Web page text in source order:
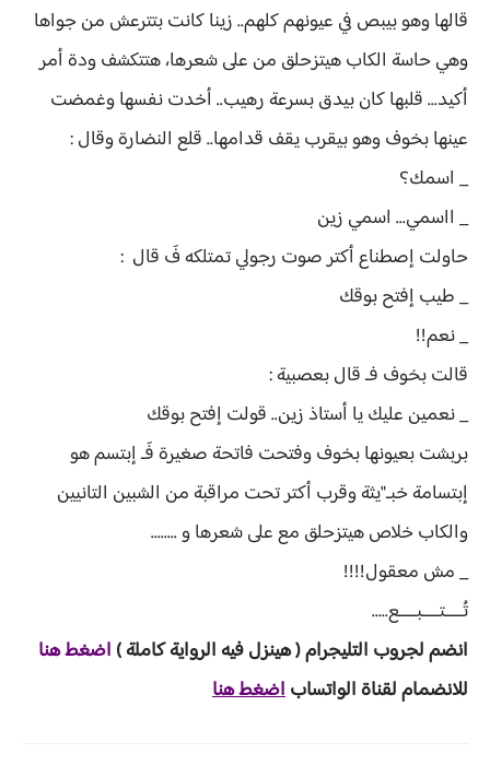
قالها وهو بيبص في عيونهم كلهم.. زينا كانت بتترعش من جواها
وهي حاسة الكاب هيتزحلق من على شعرها، هتتكشف ودة أمر
أكيد... قلبها كان بيدق بسرعة رهيب.. أخدت نفسها وغمضت
عينها بخوف وهو بيقرب يقف قدامها.. قلع النضارة وقال :
_ اسمك؟
_ ااسمي... اسمي زين
حاولت إصطناع أكتر صوت رجولي تمتلكه فَ قال :
_ طيب إفتح بوقك
_ نعم!!
قالت بخوف فـ قال بعصبية :
_ نعمين عليك يا أستاذ زين.. قولت إفتح بوقك
بربشت بعيونها بخوف وفتحت فاتحة صغيرة فَـ إبتسم هو
إبتسامة خبـ"يثة وقرب أكتر تحت مراقبة من الشبين التانيين
والكاب خلاص هيتزحلق مع على شعرها و ........
_ مش معقول!!!!
تُــــتــــبــــع.....
انضم لجروب التليجرام ( هينزل فيه الرواية كاملة ) اضغط هنا
للانضمام لقناة الواتساباضغط هنا